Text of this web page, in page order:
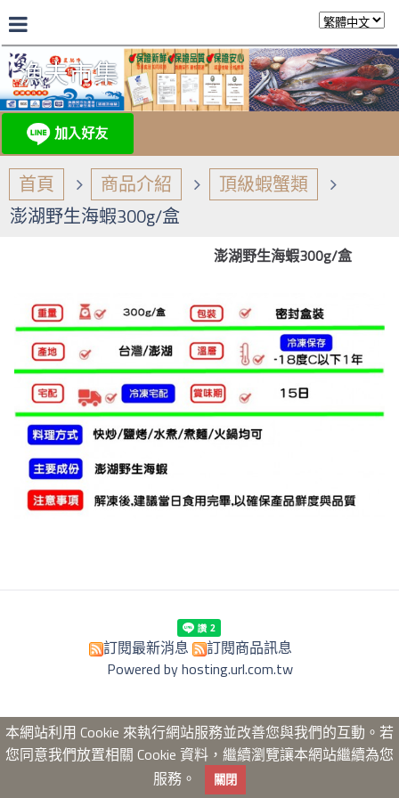
漁夫市集
首頁 商品介紹
頂級蝦蟹類
澎湖野生海蝦300g/盒
澎湖野生海蝦300g/盒
訂閱最新消息
訂閱商品訊息
Powered by hosting.url.com.tw
本網站利用 Cookie 來執行網站服務並改善您與我們的互動。若
您同意我們放置相關 Cookie 資料，繼續瀏覽讓本網站繼續為您
服務。